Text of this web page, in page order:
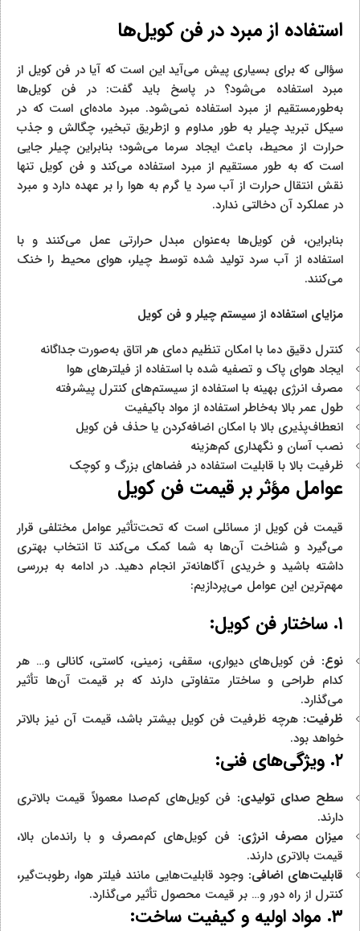
استفاده از مبرد در فن کویل‌ها
سؤالی که برای بسیاری پیش می‌آید این است که آیا در فن کویل از
مبرد استفاده می‌شود؟ در پاسخ باید گفت: در فن کویل‌ها
به‌طورمستقیم از مبرد استفاده نمی‌شود. مبرد ماده‌ای است که در
سیکل تبرید چیلر به طور مداوم و ازطریق تبخیر، چگالش و جذب
حرارت از محیط، باعث ایجاد سرما می‌شود؛ بنابراین چیلر جایی
است که به طور مستقیم از مبرد استفاده می‌کند و فن کویل تنها
نقش انتقال حرارت از آب سرد یا گرم به هوا را بر عهده دارد و مبرد
در عملکرد آن دخالتی ندارد.
بنابراین، فن کویل‌ها به‌عنوان مبدل حرارتی عمل می‌کنند و با
استفاده از آب سرد تولید شده توسط چیلر، هوای محیط را خنک
می‌کنند.
مزایای استفاده از سیستم چیلر و فن کویل
کنترل دقیق دما با امکان تنظیم دمای هر اتاق به‌صورت جداگانه
ایجاد هوای پاک و تصفیه شده با استفاده از فیلترهای هوا
مصرف انرژی بهینه با استفاده از سیستم‌های کنترل پیشرفته
طول عمر بالا به‌خاطر استفاده از مواد باکیفیت
انعطاف‌پذیری بالا با امکان اضافه‌کردن یا حذف فن کویل
نصب آسان و نگهداری کم‌هزینه
ظرفیت بالا با قابلیت استفاده در فضاهای بزرگ و کوچک
عوامل مؤثر بر قیمت فن کویل
قیمت فن کویل از مسائلی است که تحت‌تأثیر عوامل مختلفی قرار
می‌گیرد و شناخت آن‌ها به شما کمک می‌کند تا انتخاب بهتری
داشته باشید و خریدی آگاهانه‌تر انجام دهید. در ادامه به بررسی
مهم‌ترین این عوامل می‌پردازیم:
۱. ساختار فن کویل:
نوع: فن کویل‌های دیواری، سقفی، زمینی، کاستی، کانالی و… هر
کدام طراحی و ساختار متفاوتی دارند که بر قیمت آن‌ها تأثیر
می‌گذارد.
ظرفیت: هرچه ظرفیت فن کویل بیشتر باشد، قیمت آن نیز بالاتر
خواهد بود.
۲. ویژگی‌های فنی:
سطح صدای تولیدی: فن کویل‌های کم‌صدا معمولاً قیمت بالاتری
دارند.
میزان مصرف انرژی: فن کویل‌های کم‌مصرف و با راندمان بالا،
قیمت بالاتری دارند.
قابلیت‌های اضافی: وجود قابلیت‌هایی مانند فیلتر هوا، رطوبت‌گیر،
کنترل از راه دور و… بر قیمت محصول تأثیر می‌گذارد.
۳. مواد اولیه و کیفیت ساخت: